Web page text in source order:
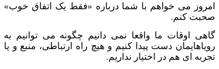
امروز می ‌خواهم با شما درباره «فقط یک اتفاق خوب»
صحبت کنم.
گاهی اوقات ما واقعا نمی‌ دانیم چگونه می‌ توانیم به
رویاهایمان دست پیدا کنیم و هیچ راه ارتباطی، منبع و یا
تجربه ای هم در اختیار نداریم.